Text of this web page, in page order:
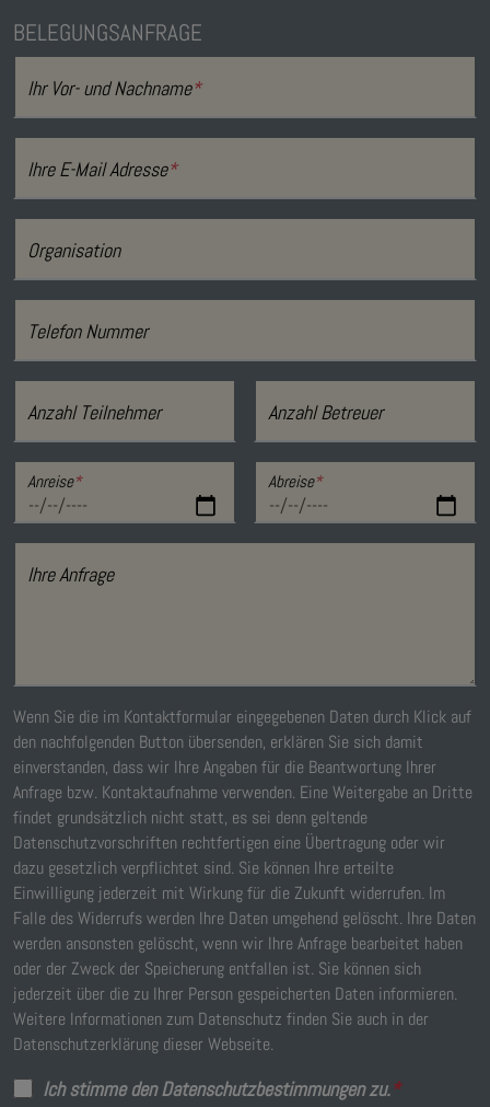
BELEGUNGSANFRAGE
Ihr Vor- und Nachname*
Ihre E-Mail Adresse*
Organisation
Telefon Nummer
Anzahl Teilnehmer Anzahl Betreuer
Anreise* Abreise*
Ihre Anfrage
Wenn Sie die im Kontaktformular eingegebenen Daten durch Klick auf
den nachfolgenden Button übersenden, erklären Sie sich damit
einverstanden, dass wir Ihre Angaben für die Beantwortung Ihrer
Anfrage bzw. Kontaktaufnahme verwenden. Eine Weitergabe an Dritte
findet grundsätzlich nicht statt, es sei denn geltende
Datenschutzvorschriften rechtfertigen eine Übertragung oder wir
dazu gesetzlich verpflichtet sind. Sie können Ihre erteilte
Einwilligung jederzeit mit Wirkung für die Zukunft widerrufen. Im
Falle des Widerrufs werden Ihre Daten umgehend gelöscht. Ihre Daten
werden ansonsten gelöscht, wenn wir Ihre Anfrage bearbeitet haben
oder der Zweck der Speicherung entfallen ist. Sie können sich
jederzeit über die zu Ihrer Person gespeicherten Daten informieren.
Weitere Informationen zum Datenschutz finden Sie auch in der
Datenschutzerklärung dieser Webseite.
Ich stimme den Datenschutzbestimmungen zu.*